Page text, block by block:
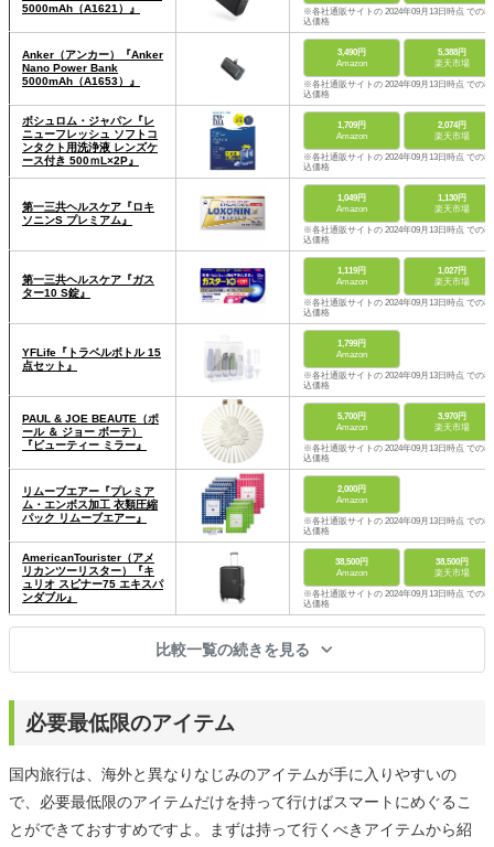
5000mAh（A1621）』
※各社通販サイトの 2024年09月13日時点 での税
込価格
Anker（アンカー）『Anker
Nano Power Bank
5000mAh（A1653）』
3,490円
Amazon
5,388円
楽天市場
※各社通販サイトの 2024年09月13日時点 での税
込価格
ボシュロム・ジャパン『レ
ニューフレッシュ ソフトコ
ンタクト用洗浄液 レンズケ
ース付き 500ｍL×2P』
1,709円
Amazon
2,074円
楽天市場
※各社通販サイトの 2024年09月13日時点 での税
込価格
第一三共ヘルスケア『ロキ
ソニンS プレミアム』
1,049円
Amazon
1,130円
楽天市場
※各社通販サイトの 2024年09月13日時点 での税
込価格
第一三共ヘルスケア『ガス
ター10 S錠』
1,119円
Amazon
1,027円
楽天市場
※各社通販サイトの 2024年09月13日時点 での税
込価格
YFLife『トラベルボトル 15
点セット』
1,799円
Amazon
※各社通販サイトの 2024年09月13日時点 での税
込価格
PAUL & JOE BEAUTE（ポ
ール ＆ ジョー ボーテ）
『ビューティー ミラー』
5,700円
Amazon
3,970円
楽天市場
※各社通販サイトの 2024年09月13日時点 での税
込価格
リムーブエアー『プレミア
ム・エンボス加工 衣類圧縮
パック リムーブエアー』
2,000円
Amazon
※各社通販サイトの 2024年09月13日時点 での税
込価格
AmericanTourister（アメ
リカンツーリスター）『キ
ュリオ スピナー75 エキスパ
ンダブル』
38,500円
Amazon
38,500円
楽天市場
※各社通販サイトの 2024年09月13日時点 での税
込価格
比較一覧の続きを見る
必要最低限のアイテム
国内旅行は、海外と異なりなじみのアイテムが手に入りやすいの
で、必要最低限のアイテムだけを持って行けばスマートにめぐるこ
とができておすすめですよ。まずは持って行くべきアイテムから紹